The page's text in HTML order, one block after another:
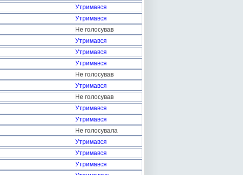
Утримався
Утримався
Не голосував
Утримався
Утримався
Утримався
Не голосував
Утримався
Не голосував
Утримався
Утримався
Не голосувала
Утримався
Утримався
Утримався